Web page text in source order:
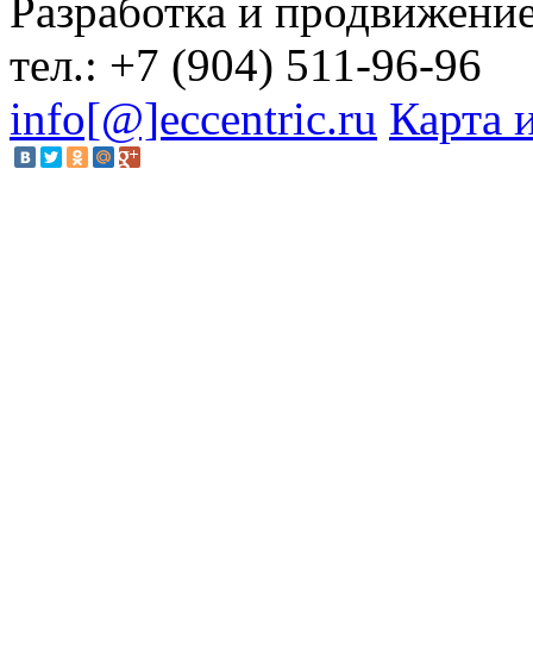
Разработка и
тел.: +7 (904) 511-96-96
info[@]eccentric.ru Карта